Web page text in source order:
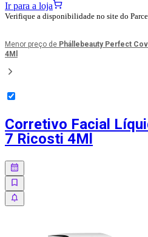
Ir para a loja
Verifique a disponibilidade no site do
Menor preço de Phállebeauty Perfect
4Ml
Corretivo Facial
7 Ricosti 4Ml